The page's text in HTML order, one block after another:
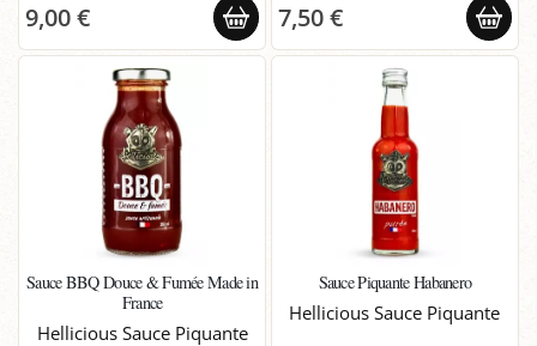
9,00 € 7,50 €
Sauce BBQ Douce & Fumée Made in
France
Hellicious Sauce Piquante
Sauce Piquante Habanero
Hellicious Sauce Piquante